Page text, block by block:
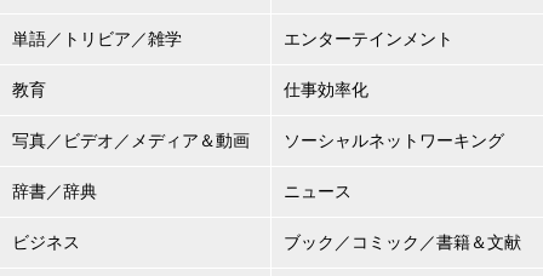
単語／トリビア／雑学 エンターテインメント
教育 仕事効率化
写真／ビデオ／メディア＆動画 ソーシャルネットワーキング
辞書／辞典 ニュース
ビジネス ブック／コミック／書籍＆文献